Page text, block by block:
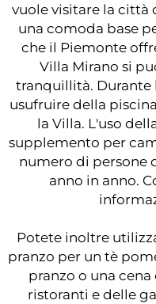
vuole visitare la città
una comoda base
che il Piemonte
Villa Mirano si
tranquillità. Durante
usufruire della
la Villa. L'uso
supplemento per
numero di persone
anno in anno.
Potete inoltre
pranzo per un tè
pranzo o una
ristoranti e delle